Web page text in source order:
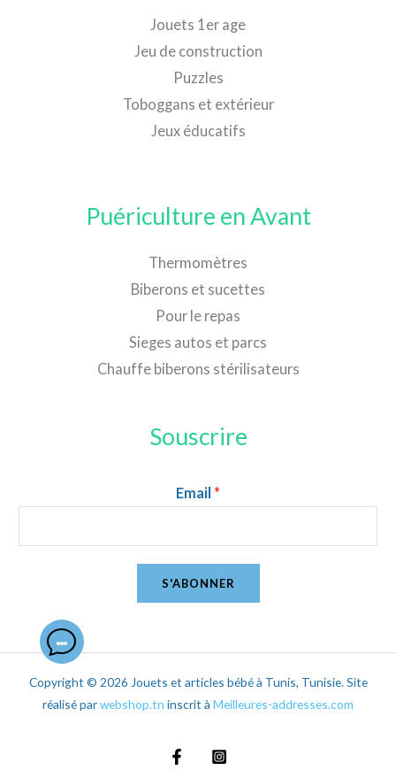
Jouets 1er age
Jeu de construction
Puzzles
Toboggans et extérieur
Jeux éducatifs
Puériculture en Avant
Thermomètres
Biberons et sucettes
Pour le repas
Sieges autos et parcs
Chauffe biberons stérilisateurs
Souscrire
Email *
S'ABONNER
Copyright © 2026 Jouets et articles bébé à Tunis, Tunisie. Site
réalisé parwebshop.tn inscrit à Meilleures-addresses.com